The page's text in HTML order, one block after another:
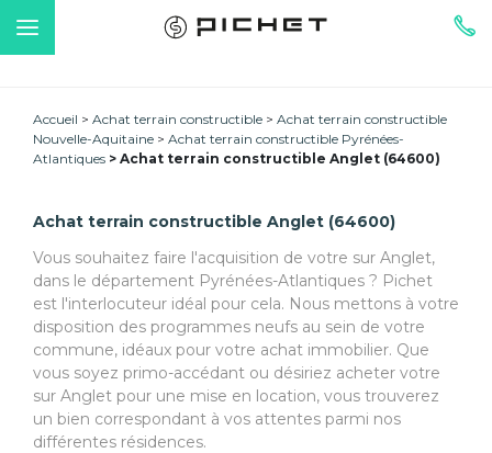
Accueil Achat terrain constructible
Achat terrain constructible
Nouvelle-Aquitaine
Achat terrain constructible Pyrénées-
Atlantiques
Achat terrain constructible Anglet (64600)
Achat terrain constructible Anglet (64600)
Vous souhaitez faire l'acquisition de votre sur Anglet,
dans le département Pyrénées-Atlantiques ? Pichet
est l'interlocuteur idéal pour cela. Nous mettons à votre
disposition des programmes neufs au sein de votre
commune, idéaux pour votre achat immobilier. Que
vous soyez primo-accédant ou désiriez acheter votre
sur Anglet pour une mise en location, vous trouverez
un bien correspondant à vos attentes parmi nos
différentes résidences.